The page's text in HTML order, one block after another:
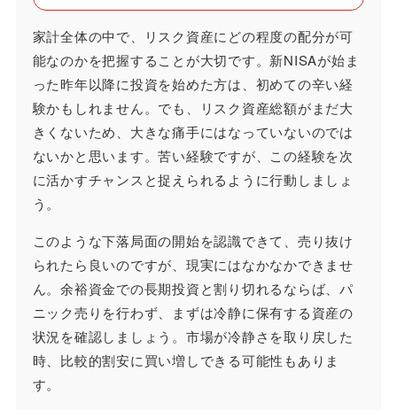
家計全体の中で、リスク資産にどの程度の配分が可
能なのかを把握することが大切です。新NISAが始ま
った昨年以降に投資を始めた方は、初めての辛い経
験かもしれません。でも、リスク資産総額がまだ大
きくないため、大きな痛手にはなっていないのでは
ないかと思います。苦い経験ですが、この経験を次
に活かすチャンスと捉えられるように行動しましょ
う。
このような下落局面の開始を認識できて、売り抜け
られたら良いのですが、現実にはなかなかできませ
ん。余裕資金での長期投資と割り切れるならば、パ
ニック売りを行わず、まずは冷静に保有する資産の
状況を確認しましょう。市場が冷静さを取り戻した
時、比較的割安に買い増しできる可能性もありま
す。